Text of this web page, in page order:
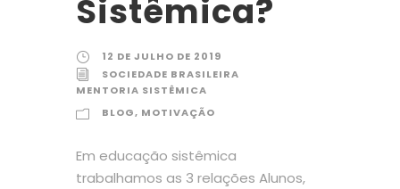
Sistêmica?
12 DE JULHO DE 2019
SOCIEDADE BRASILEIRA
MENTORIA SISTÊMICA
BLOG, MOTIVAÇÃO
Em educação sistêmica
trabalhamos as 3 relações Alunos,